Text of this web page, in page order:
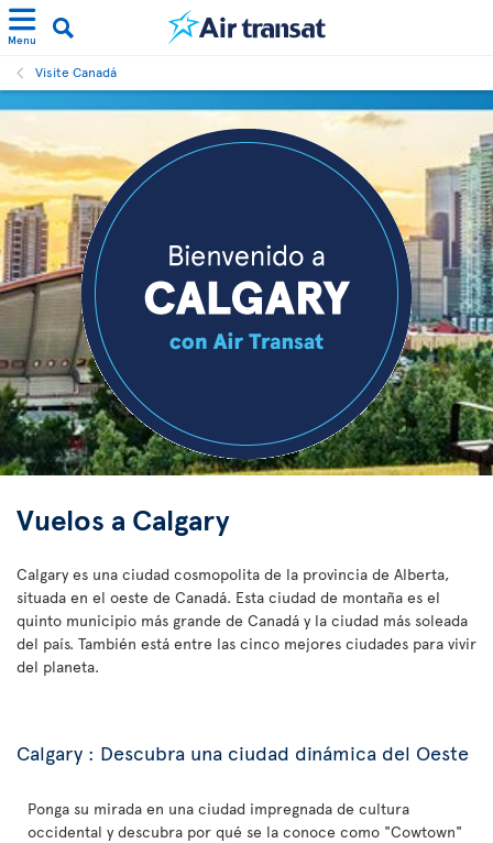
Menu
Visite Canadá
Vuelos a Calgary
Calgary es una ciudad cosmopolita de la provincia de Alberta,
situada en el oeste de Canadá. Esta ciudad de montaña es el
quinto municipio más grande de Canadá y la ciudad más soleada
del país. También está entre las cinco mejores ciudades para vivir
del planeta.
Calgary : Descubra una ciudad dinámica del Oeste
Ponga su mirada en una ciudad impregnada de cultura
occidental y descubra por qué se la conoce como "Cowtown"